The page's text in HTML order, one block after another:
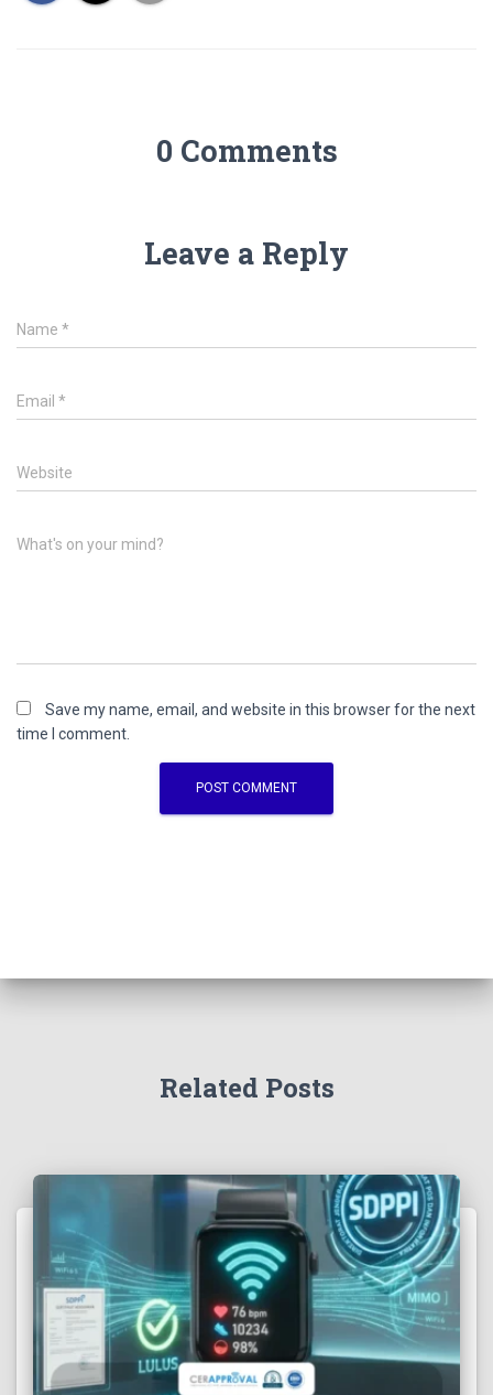
0 Comments
Leave a Reply
Name *
Email *
Website
What's on your mind?
Save my name, email, and website in this browser for the next
time I comment.
Related Posts